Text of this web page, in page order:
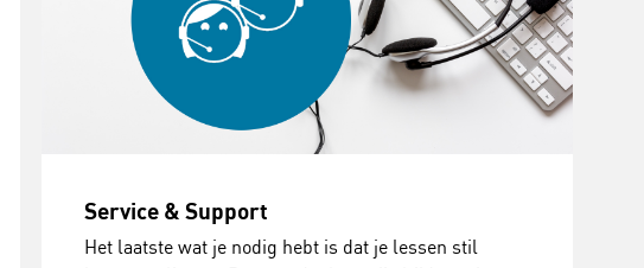
Service & Support
Het laatste wat je nodig hebt is dat je lessen stil